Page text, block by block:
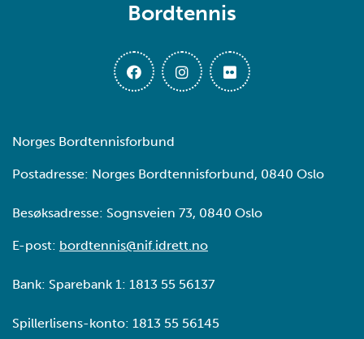
Bordtennis
Norges Bordtennisforbund
Postadresse: Norges Bordtennisforbund, 0840 Oslo
Besøksadresse: Sognsveien 73, 0840 Oslo
E-post: bordtennis@nif.idrett.no
Bank: Sparebank 1: 1813 55 56137
Spillerlisens-konto: 1813 55 56145